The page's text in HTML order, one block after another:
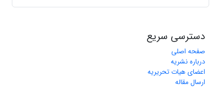
دسترسی سریع
صفحه اصلی
درباره نشریه
اعضای هیات تحریریه
ارسال مقاله